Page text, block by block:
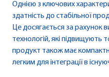
Однією з ключових
здатність до стабільної
Це досягається за рахунок
технологій, які підвищують
продукт також має
легким для інтеграції в